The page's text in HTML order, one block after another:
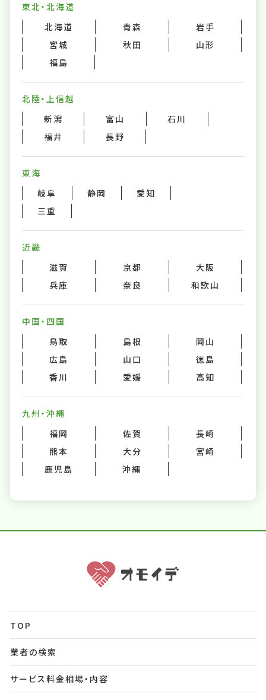
東北・北海道
北海道
青森
岩手
宮城
秋田
山形
福島
北陸・上信越
新潟
富山
石川
福井
長野
東海
岐阜
静岡
愛知
三重
近畿
滋賀
京都
大阪
兵庫
奈良 和歌山
中国・四国
鳥取
島根
岡山
広島
山口
徳島
香川
愛媛 高知
九州・沖縄
福岡
佐賀
長崎
熊本
大分
宮崎
鹿児島
沖縄
TOP
業者の検索
サービス料金相場・内容